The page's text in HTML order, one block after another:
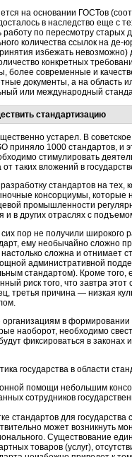
на основании ГОСТов
в наследство еще с
работу по пересмотру старых
количества ссылок на де-
избежать
конкретных
более современные и
документы, а на область
или международный
стандартизацию
устарел. В
приняло 1000 стандартов, и
стимулировать
таких вложений в
стандартов на тех,
консорциумы,
промышленности
в других отраслях с
пор не получили широкого
ему необычайно сложно
сложна и отнимает
административной
стандартом). Кроме того,
риск того, что завтра
третья причина — низкая
в
наоборот, необходимо
фиксироваться в законах
государства в области
помощи небольшим
сотрудников
стандартов для государства
может возникнуть
Существование
товаров (услуг),